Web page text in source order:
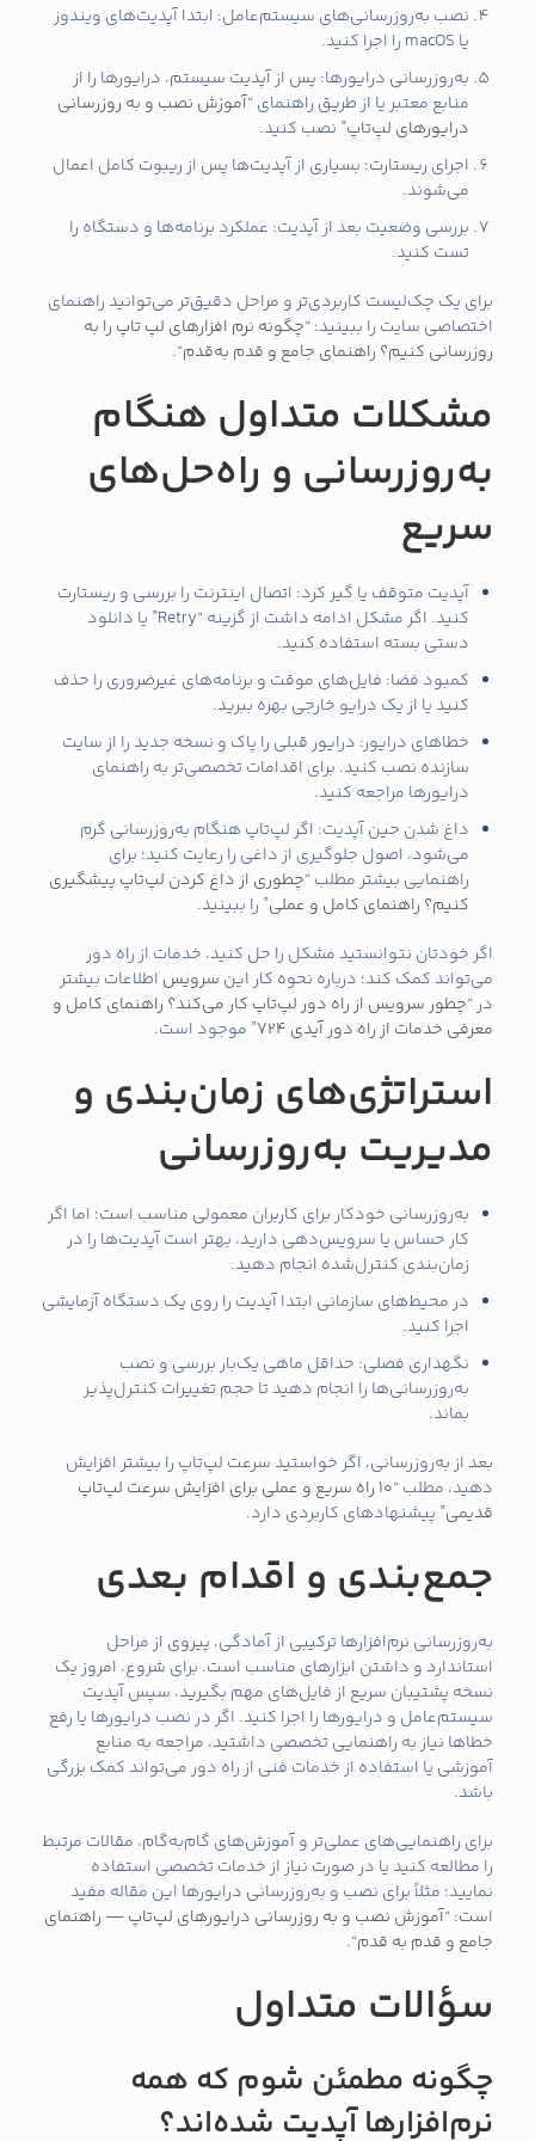
نصب به‌روزرسانی‌های سیستم‌عامل: ابتدا آپدیت‌های ویندوز
یا macOS را اجرا کنید.
به‌روزرسانی درایورها: پس از آپدیت سیستم، درایورها را از
منابع معتبر یا از طریق راهنمای “آموزش نصب و به‌ روزرسانی
درایورهای لپ‌تاپ” نصب کنید.
اجرای ریستارت: بسیاری از آپدیت‌ها پس از ریبوت کامل اعمال
می‌شوند.
بررسی وضعیت بعد از آپدیت: عملکرد برنامه‌ها و دستگاه را
تست کنید.
برای یک چک‌لیست کاربردی‌تر و مراحل دقیق‌تر می‌توانید راهنمای
اختصاصی سایت را ببینید: “چگونه نرم‌ افزارهای لپ‌ تاپ را به‌
روزرسانی کنیم؟ راهنمای جامع و قدم‌ به‌قدم“.
مشکلات متداول هنگام
به‌روزرسانی و راه‌حل‌های
سریع
آپدیت متوقف یا گیر کرد: اتصال اینترنت را بررسی و ریستارت
کنید. اگر مشکل ادامه داشت از گزینه “Retry” یا دانلود
دستی بسته استفاده کنید.
کمبود فضا: فایل‌های موقت و برنامه‌های غیرضروری را حذف
کنید یا از یک درایو خارجی بهره ببرید.
خطاهای درایور: درایور قبلی را پاک و نسخه جدید را از سایت
سازنده نصب کنید. برای اقدامات تخصصی‌تر به راهنمای
درایورها مراجعه کنید.
داغ شدن حین آپدیت: اگر لپ‌تاپ هنگام به‌روزرسانی گرم
می‌شود، اصول جلوگیری از داغی را رعایت کنید؛ برای
راهنمایی بیشتر مطلب “چطوری از داغ کردن لپ‌تاپ پیشگیری
کنیم؟ راهنمای کامل و عملی” را ببینید.
اگر خودتان نتوانستید مشکل را حل کنید، خدمات از راه دور
می‌تواند کمک کند؛ درباره نحوه کار این سرویس اطلاعات بیشتر
در “چطور سرویس از راه دور لپ‌تاپ کار می‌کند؟ راهنمای کامل و
معرفی خدمات از راه دور آیدی 724
” موجود است.
استراتژی‌های زمان‌بندی و
مدیریت به‌روزرسانی
به‌روزرسانی خودکار برای کاربران معمولی مناسب است؛ اما اگر
کار حساس یا سرویس‌دهی دارید، بهتر است آپدیت‌ها را در
زمان‌بندی کنترل‌شده انجام دهید.
در محیط‌های سازمانی ابتدا آپدیت را روی یک دستگاه آزمایشی
اجرا کنید.
نگهداری فصلی: حداقل ماهی یک‌بار بررسی و نصب
به‌روزرسانی‌ها را انجام دهید تا حجم تغییرات کنترل‌پذیر
بماند.
بعد از به‌روزرسانی، اگر خواستید سرعت لپ‌تاپ را بیشتر افزایش
دهید، مطلب “
10 راه سریع و عملی برای افزایش سرعت لپ‌تاپ
قدیمی” پیشنهادهای کاربردی دارد.
جمع‌بندی و اقدام بعدی
به‌روزرسانی نرم‌افزارها ترکیبی از آمادگی، پیروی از مراحل
استاندارد و داشتن ابزارهای مناسب است. برای شروع، امروز یک
نسخه پشتیبان سریع از فایل‌های مهم بگیرید، سپس آپدیت
سیستم‌عامل و درایورها را اجرا کنید. اگر در نصب درایورها یا رفع
خطاها نیاز به راهنمایی تخصصی داشتید، مراجعه به منابع
آموزشی یا استفاده از خدمات فنی از راه دور می‌تواند کمک بزرگی
باشد.
برای راهنمایی‌های عملی‌تر و آموزش‌های گام‌به‌گام، مقالات مرتبط
را مطالعه کنید یا در صورت نیاز از خدمات تخصصی استفاده
نمایید؛ مثلاً برای نصب و به‌روزرسانی درایورها این مقاله مفید
است: “آموزش نصب و به‌ روزرسانی درایورهای لپ‌تاپ — راهنمای
جامع و قدم‌ به‌ قدم“.
سؤالات متداول
چگونه مطمئن شوم که همه
نرم‌افزارها آپدیت شده‌اند؟